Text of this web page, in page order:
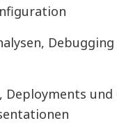
und